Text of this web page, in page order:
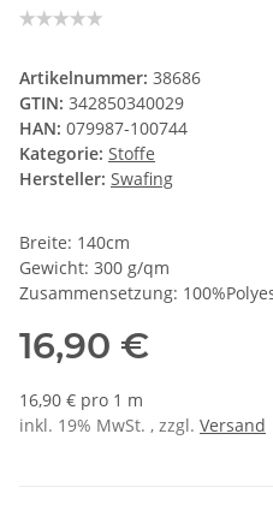
Artikelnummer: 38686
GTIN: 342850340029
HAN: 079987-100744
Kategorie: Stoffe
Hersteller: Swafing
Breite: 140cm
Gewicht: 300 g/qm
Zusammensetzung:
16,90 €
16,90 € pro 1 m
inkl. 19% MwSt. , zzgl. Versand